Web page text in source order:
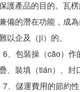
護產品的目的。瓦
備的潛在功能，成
以企及（jí）的。
包裝操（cāo）作
、裝填（tián）、
儲運費用的節約性